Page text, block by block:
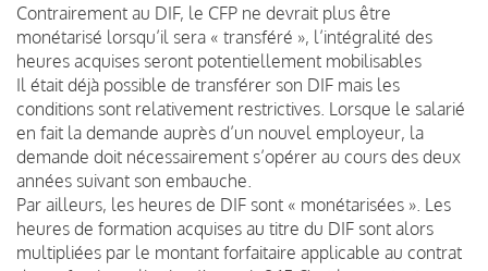
Contrairement au DIF, le CFP ne devrait plus être
monétarisé lorsqu’il sera « transféré », l’intégralité des
heures acquises seront potentiellement mobilisables
Il était déjà possible de transférer son DIF mais les
conditions sont relativement restrictives. Lorsque le salarié
en fait la demande auprès d’un nouvel employeur, la
demande doit nécessairement s’opérer au cours des deux
années suivant son embauche.
Par ailleurs, les heures de DIF sont « monétarisées ». Les
heures de formation acquises au titre du DIF sont alors
multipliées par le montant forfaitaire applicable au contrat